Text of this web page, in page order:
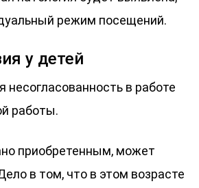
режим посещений.
у детей
несогласованность в работе
работы.
приобретенным, может
в том, что в этом возрасте